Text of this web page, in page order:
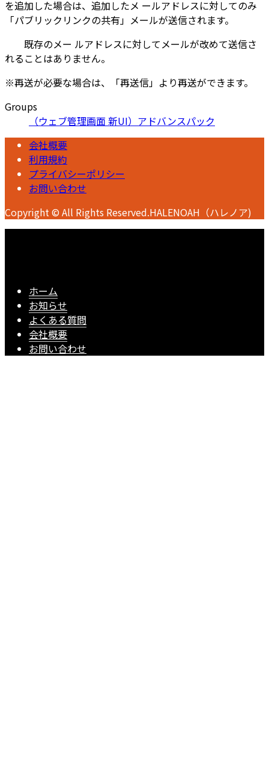
を追加した場合は、追加したメ ールアドレスに対してのみ
「パブリックリンクの共有」メールが送信されます。
既存のメー ルアドレスに対してメールが改めて送信さ
れることはありません。
※再送が必要な場合は、「再送信」より再送ができます。
Groups
（ウェブ管理画面 新UI）アドバンスパック
会社概要
利用規約
プライバシーポリシー
お問い合わせ
Copyright © All Rights Reserved.HALENOAH（ハレノア)
ホーム
お知らせ
よくある質問
会社概要
お問い合わせ